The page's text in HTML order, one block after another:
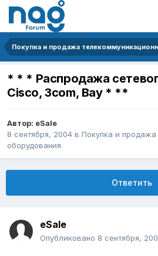
* * * Распродажа
Cisco, 3com, Bay * **
Автор: eSale
8 сентября, 2004 в Покупка и продажа
оборудования
Ответить
eSale
Опубликовано 8 сентября,